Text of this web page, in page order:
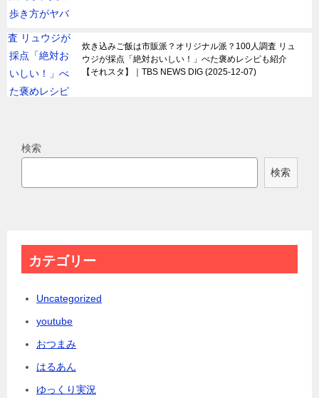
炊き込みご飯は市販派？オリジナル派？100人調査 リュ
ウジが採点「絶対おいしい！」べた褒めレシピも紹介
【それスタ】｜TBS NEWS DIG 2025-12-07
検索
検索
カテゴリー
Uncategorized
youtube
おつまみ
はるあん
ゆっくり実況